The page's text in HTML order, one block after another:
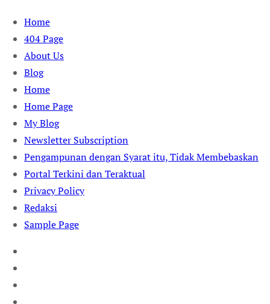
Skip
content
Home
404 Page
About Us
Blog
Home
Home Page
My Blog
Newsletter Subscription
Pengampunan dengan Syarat itu, Tidak Membebaskan
Portal Terkini dan Teraktual
Privacy Policy
Redaksi
Sample Page